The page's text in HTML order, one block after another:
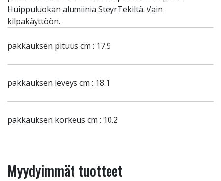
Huippuluokan alumiinia SteyrTekiltä. Vain
kilpakäyttöön.
pakkauksen pituus cm : 17.9
pakkauksen leveys cm : 18.1
pakkauksen korkeus cm : 10.2
Myydyimmät tuotteet